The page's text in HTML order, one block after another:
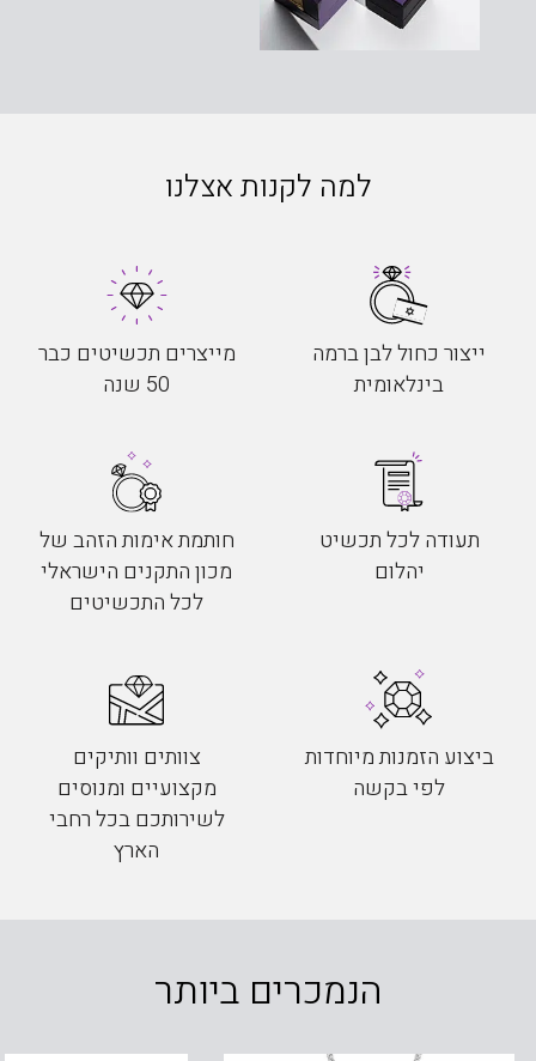
למה לקנות אצלנו
ייצור כחול לבן ברמה
בינלאומית
מייצרים תכשיטים כבר
50 שנה
תעודה לכל תכשיט
יהלום
חותמת אימות הזהב של
מכון התקנים הישראלי
לכל התכשיטים
ביצוע הזמנות מיוחדות
לפי בקשה
צוותים וותיקים
מקצועיים ומנוסים
לשירותכם בכל רחבי
הארץ
הנמכרים ביותר